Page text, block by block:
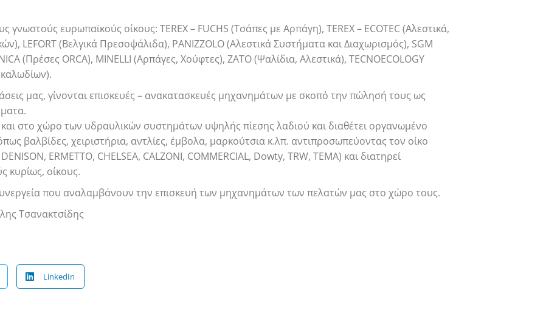
ευρωπαϊκούς οίκους: TEREX – FUCHS (Τσάπες με Αρπάγη), TEREX – ECOTEC (Αλεστικά,
LEFORT (Βελγικά Πρεσοψάλιδα), PANIZZOLO (Αλεστικά Συστήματα και Διαχωρισμός), SGM
(Πρέσες ORCA), MINELLI (Αρπάγες, Χούφτες), ZATO (Ψαλίδια, Αλεστικά), TECNOECOLOGY
μας, γίνονται επισκευές – ανακατασκευές μηχανημάτων με σκοπό την πώλησή τους ως
και στο χώρο των υδραυλικών συστημάτων υψηλής πίεσης λαδιού και διαθέτει οργανωμένο
βαλβίδες, χειριστήρια, αντλίες, έμβολα, μαρκούτσια κ.λπ. αντιπροσωπεύοντας τον οίκο
ERMETTO, CHELSEA, CALZONI, COMMERCIAL, Dowty, TRW, TEMA) και διατηρεί
κυρίως, οίκους.
που αναλαμβάνουν την επισκευή των μηχανημάτων των πελατών μας στο χώρο τους.
Τσανακτσίδης
LinkedIn